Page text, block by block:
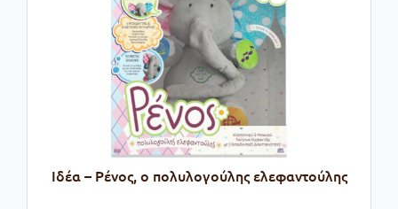
Ιδέα – Ρένος, ο πολυλογούλης ελεφαντούλης